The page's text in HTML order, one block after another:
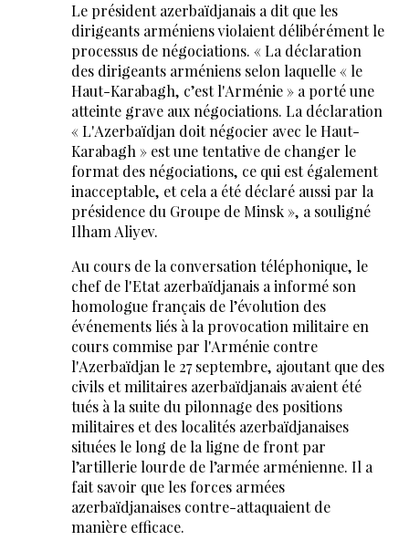
Le président azerbaïdjanais a dit que les
dirigeants arméniens violaient délibérément le
processus de négociations. « La déclaration
des dirigeants arméniens selon laquelle « le
Haut-Karabagh, c’est l'Arménie » a porté une
atteinte grave aux négociations. La déclaration
« L'Azerbaïdjan doit négocier avec le Haut-
Karabagh » est une tentative de changer le
format des négociations, ce qui est également
inacceptable, et cela a été déclaré aussi par la
présidence du Groupe de Minsk », a souligné
Ilham Aliyev.
Au cours de la conversation téléphonique, le
chef de l'Etat azerbaïdjanais a informé son
homologue français de l’évolution des
événements liés à la provocation militaire en
cours commise par l'Arménie contre
l'Azerbaïdjan le 27 septembre, ajoutant que des
civils et militaires azerbaïdjanais avaient été
tués à la suite du pilonnage des positions
militaires et des localités azerbaïdjanaises
situées le long de la ligne de front par
l’artillerie lourde de l’armée arménienne. Il a
fait savoir que les forces armées
azerbaïdjanaises contre-attaquaient de
manière efficace.